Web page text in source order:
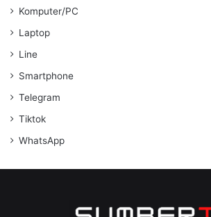
Komputer/PC
Laptop
Line
Smartphone
Telegram
Tiktok
WhatsApp